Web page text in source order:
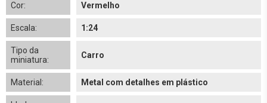
Cor: Vermelho
Escala: 1:24
Tipo da
miniatura:
Carro
Material: Metal com detalhes em plástico